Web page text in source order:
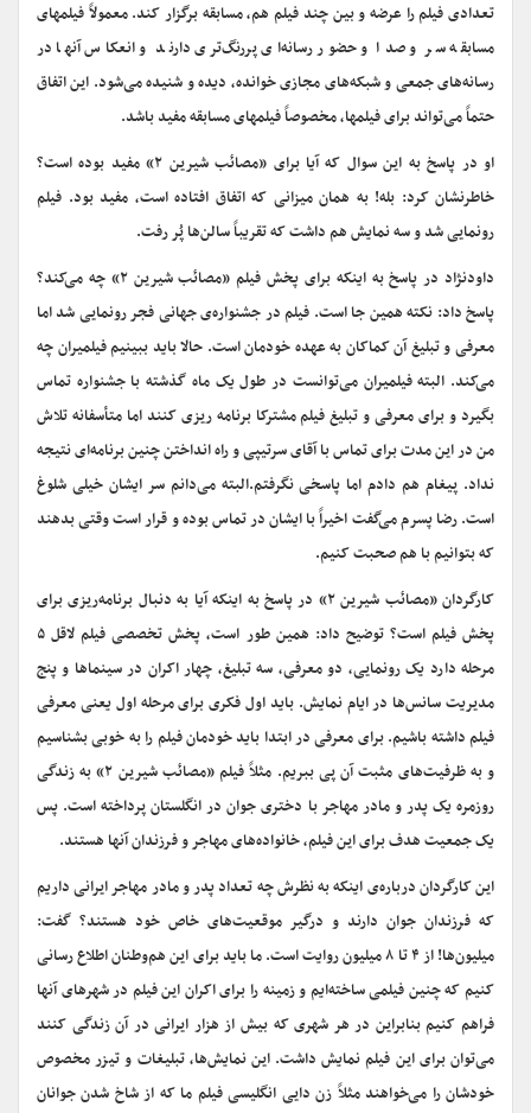
تعدادی فیلم را عرضه و بین چند فیلم هم، مسابقه برگزار کند. معمولاً فیلمهای
مسابقه سر و صدا و حضور رسانه‌ای پررنگ‌تری دارند و انعکاس آنها در
رسانه‌های جمعی و شبکه‌های مجازی خوانده، دیده و شنیده می‌شود. این اتفاق
حتماً می‌تواند برای فیلمها، مخصوصاً فیلمهای مسابقه مفید باشد.
او در پاسخ به این سوال که آیا برای «مصائب شیرین ۲» مفید بوده است؟
خاطرنشان کرد: بله! به همان میزانی که اتفاق افتاده است، مفید بود. فیلم
رونمایی شد و سه نمایش هم داشت که تقریباً سالن‌ها پُر رفت.
داودنژاد در پاسخ به اینکه برای پخش فیلم «مصائب شیرین ۲» چه می‌کند؟
پاسخ داد: نکته همین جا است. فیلم در جشنواره‌ی جهانی فجر رونمایی شد اما
معرفی و تبلیغ آن کماکان به عهده خودمان است. حالا باید ببینیم فیلمیران چه
می‌کند. البته فیلمیران می‌توانست در طول یک ماه گذشته با جشنواره تماس
بگیرد و برای معرفی و تبلیغ فیلم مشترکا برنامه ریزی کنند اما متأسفانه تلاش
من در این مدت برای تماس با آقای سرتیپی و راه انداختن چنین برنامه‌ای نتیجه
نداد. پیغام هم دادم اما پاسخی نگرفتم.البته می‌دانم سر ایشان خیلی شلوغ
است. رضا پسرم می‌گفت اخیراً با ایشان در تماس بوده و قرار است وقتی بدهند
که بتوانیم با هم صحبت کنیم.
کارگردان «مصائب شیرین ۲» در پاسخ به اینکه آیا به دنبال برنامه‌ریزی برای
پخش فیلم است؟ توضیح داد: همین طور است، پخش تخصصی فیلم لاقل ۵
مرحله دارد یک رونمایی، دو معرفی، سه تبلیغ، چهار اکران در سینماها و پنج
مدیریت سانس‌ها در ایام نمایش. باید اول فکری برای مرحله اول یعنی معرفی
فیلم داشته باشیم. برای معرفی در ابتدا باید خودمان فیلم را به خوبی بشناسیم
و به ظرفیت‌های مثبت آن پی ببریم. مثلاً فیلم «مصائب شیرین ۲» به زندگی
روزمره یک پدر و مادر مهاجر با دختری جوان در انگلستان پرداخته است. پس
یک جمعیت هدف برای این فیلم، خانواده‌های مهاجر و فرزندان آنها هستند.
این کارگردان درباره‌ی اینکه به نظرش چه تعداد پدر و مادر مهاجر ایرانی داریم
که فرزندان جوان دارند و درگیر موقعیت‌های خاص خود هستند؟ گفت:
میلیون‌ها! از ۴ تا ۸ میلیون روایت است. ما باید برای این هم‌وطنان اطلاع رسانی
کنیم که چنین فیلمی ساخته‌ایم و زمینه را برای اکران این فیلم در شهرهای آنها
فراهم کنیم بنابراین در هر شهری که بیش از هزار ایرانی در آن زندگی کنند
می‌توان برای این فیلم نمایش داشت. این نمایش‌ها، تبلیغات و تیزر مخصوص
خودشان را می‌خواهند مثلاً زن دایی انگلیسی فیلم ما که از شاخ شدن جوانان